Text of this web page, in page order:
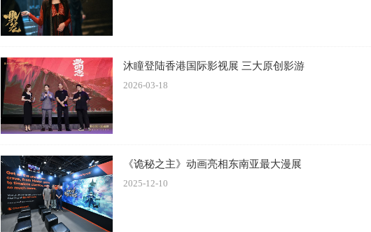
影片取材自上古奇书《山海经》，融合神话、冒险与哲思元素，讲述轩辕在
妖界，最终以仁德团结众族的故事。
导演初心表示：“我们希望以东方神话回应人类的终极追问——我是谁，我从
观众在奇幻与震撼之中，重新认识中华文明的精神起点。”
沐瞳登陆香港国际影视展 三大原创影游
2026-03-18
《诡秘之主》动画亮相东南亚最大漫展
2025-12-10